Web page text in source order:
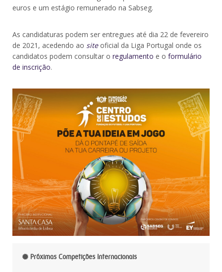
euros e um estágio remunerado na Sabseg.
As candidaturas podem ser entregues até dia 22 de fevereiro
de 2021, acedendo ao siteoficial da Liga Portugal onde os
candidatos podem consultar o regulamento e o formulário
de inscrição.
Próximas Competições Internacionais